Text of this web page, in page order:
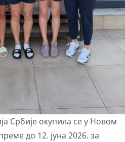
Србије окупила се у Новом
до 12. јуна 2026. за